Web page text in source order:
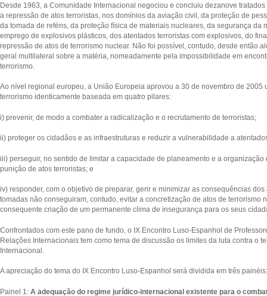
Desde 1963, a Comunidade Internacional negociou e concluiu dezanove
a repressão de atos terroristas, nos domínios da aviação civil, da proteção de
da tomada de reféns, da proteção física de materiais nucleares, da segurança da
emprego de explosivos plásticos, dos atentados terroristas com explosivos, do
repressão de atos de terrorismo nuclear. Não foi possível, contudo, desde então
geral multilateral sobre a matéria, nomeadamente pela impossibilidade em
terrorismo.
Ao nível regional europeu, a União Europeia aprovou a 30 de novembro de 2005
terrorismo identicamente baseada em quatro pilares:
i) prevenir, de modo a combater a radicalização e o recrutamento de terroristas;
ii) proteger os cidadãos e as infraestruturas e reduzir a vulnerabilidade a
iii) perseguir, no sentido de limitar a capacidade de planeamento e a organização
punição de atos terroristas; e
iv) responder, com o objetivo de preparar, gerir e minimizar as consequências
tomadas não conseguiram, contudo, evitar a concretização de atos de terrorismo
consequente criação de um permanente clima de insegurança para os seus
Confrontados com este pano de fundo, o IX Encontro Luso-Espanhol de
Relações Internacionais tem como tema de discussão os limites da luta contra o
Internacional.
A apreciação do tema do IX Encontro Luso-Espanhol será dividida em três painéis:
Painel 1: A adequação do regime jurídico-internacional existente para o